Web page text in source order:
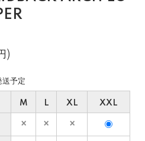
)
送予定
M L XL XXL